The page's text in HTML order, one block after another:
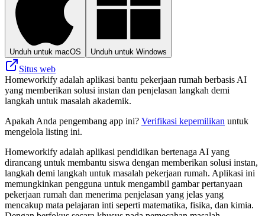
Unduh untuk macOS Unduh untuk Windows
Situs web
Homeworkify adalah aplikasi bantu pekerjaan rumah berbasis AI
yang memberikan solusi instan dan penjelasan langkah demi
langkah untuk masalah akademik.
Apakah Anda pengembang app ini? Verifikasi kepemilikan untuk
mengelola listing ini.
Homeworkify adalah aplikasi pendidikan bertenaga AI yang
dirancang untuk membantu siswa dengan memberikan solusi instan,
langkah demi langkah untuk masalah pekerjaan rumah. Aplikasi ini
memungkinkan pengguna untuk mengambil gambar pertanyaan
pekerjaan rumah dan menerima penjelasan yang jelas yang
mencakup mata pelajaran inti seperti matematika, fisika, dan kimia.